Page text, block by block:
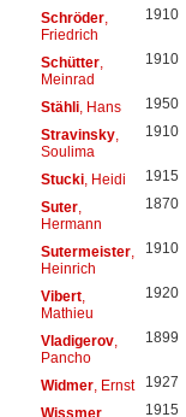
Schröder,
Friedrich
1910
Schütter,
Meinrad
1910
Stähli, Hans 1950
Stravinsky,
Soulima
1910
Stucki, Heidi 1915
Suter,
Hermann
1870
Sutermeister,
Heinrich
1910
Vibert,
Mathieu
1920
Vladigerov,
Pancho
1899
Widmer, Ernst 1927
Wissmer, 1915